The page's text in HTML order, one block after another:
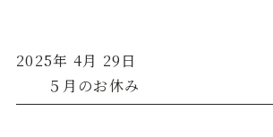
2025年 4月 29日
５月のお休み